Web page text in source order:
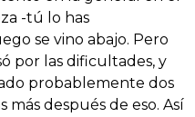
-tú lo has
se vino abajo. Pero
por las dificultades, y
probablemente dos
más después de eso. Así